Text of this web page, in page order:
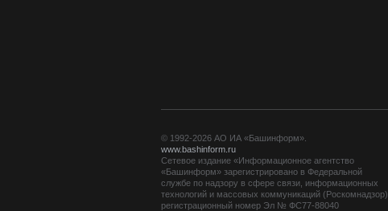
© 1992-2026 АО ИА «Башинформ».
www.bashinform.ru
Сетевое издание «Информационное агентство
«Башинформ» зарегистрировано в Федеральной
службе по надзору в сфере связи, информационных
технологий и массовых коммуникаций (Роскомнадзор),
регистрационный номер Эл № ФС77-88040